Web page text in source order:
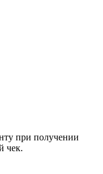
при получении
чек.